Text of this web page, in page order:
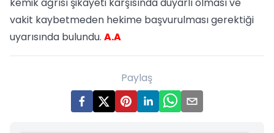
vakit kaybetmeden hekime başvurulması gerektiği
uyarısında bulundu. A.A
Paylaş